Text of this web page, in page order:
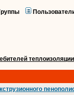
теплоизоляции